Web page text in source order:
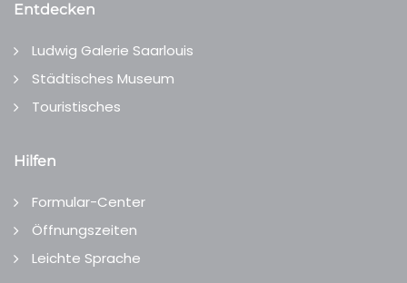
Entdecken
Ludwig Galerie Saarlouis
Städtisches Museum
Touristisches
Hilfen
Formular-Center
Öffnungszeiten
Leichte Sprache